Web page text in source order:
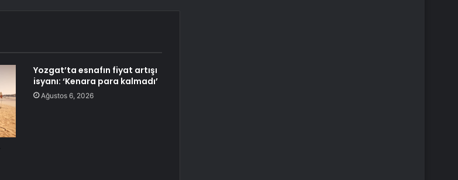
Yozgat’ta esnafın fiyat artışı
isyanı: ‘Kenara para kalmadı’
Ağustos 6, 2026